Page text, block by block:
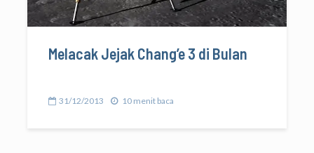
Melacak Jejak Chang’e 3 di Bulan
31/12/2013 10 menit baca